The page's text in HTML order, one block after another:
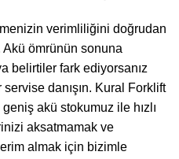
verimliliğini doğrudan
Akü ömrünün sonuna
belirtiler fark ediyorsanız
danışın. Kural Forklift
akü stokumuz ile hızlı
aksatmamak ve
almak için bizimle